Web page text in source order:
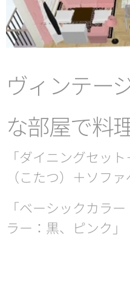
ヴィンテー
な部屋で料
「ダイニングセッ
（こたつ）＋ソファ
「ベーシックカラ
ラー：黒、ピンク」